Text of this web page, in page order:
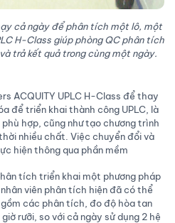
cả ngày để phân tích một lô, một
H-Class giúp phòng QC phân tích
trả kết quả trong cùng một ngày.
ACQUITY UPLC H-Class để thay
để triển khai thành công UPLC, là
hợp, cũng như tạo chương trình
nhiều chất. Việc chuyển đổi và
hiện thông qua phần mềm
tích triển khai một phương pháp
viên phân tích hiện đã có thể
các phân tích, đo độ hòa tan
rưỡi, so với cả ngày sử dụng 2 hệ